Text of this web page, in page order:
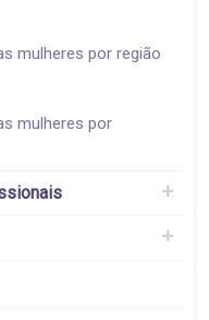
mulheres por região
mulheres por